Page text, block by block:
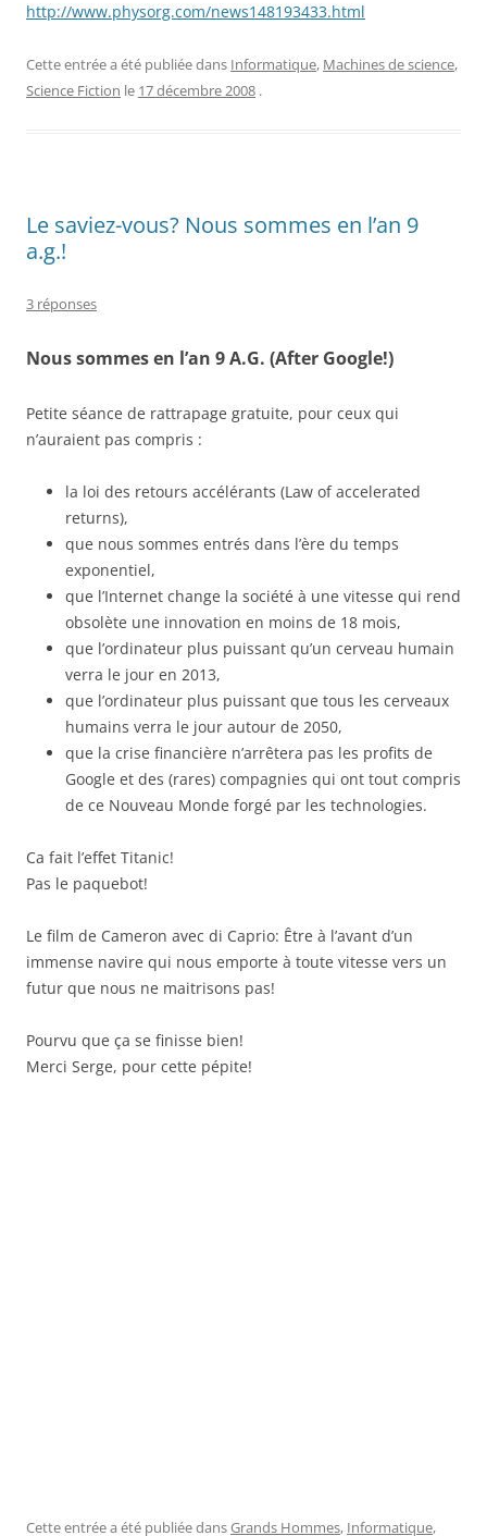
http://www.physorg.com/news148193433.html
Cette entrée a été publiée dans Informatique, Machines de science,
Science Fiction le 17 décembre 2008 .
Le saviez-vous? Nous sommes en l’an 9
a.g.!
3 réponses
Nous sommes en l’an 9 A.G. (After Google!)
Petite séance de rattrapage gratuite, pour ceux qui
n’auraient pas compris :
la loi des retours accélérants (Law of accelerated
returns),
que nous sommes entrés dans l’ère du temps
exponentiel,
que l’Internet change la société à une vitesse qui rend
obsolète une innovation en moins de 18 mois,
que l’ordinateur plus puissant qu’un cerveau humain
verra le jour en 2013,
que l’ordinateur plus puissant que tous les cerveaux
humains verra le jour autour de 2050,
que la crise financière n’arrêtera pas les profits de
Google et des (rares) compagnies qui ont tout compris
de ce Nouveau Monde forgé par les technologies.
Ca fait l’effet Titanic!
Pas le paquebot!
Le film de Cameron avec di Caprio: Être à l’avant d’un
immense navire qui nous emporte à toute vitesse vers un
futur que nous ne maitrisons pas!
Pourvu que ça se finisse bien!
Merci Serge, pour cette pépite!
Cette entrée a été publiée dansGrands Hommes, Informatique,